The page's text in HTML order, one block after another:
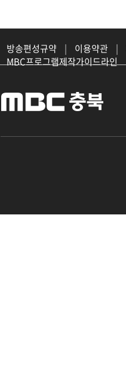
방송편성규약 | 이용약관 |
MBC프로그램제작가이드라인